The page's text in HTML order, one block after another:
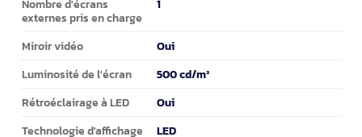
Nombre d'écrans
externes pris en charge
1
Miroir vidéo Oui
Luminosité de l'écran 500 cd/m²
Rétroéclairage à LED Oui
Technologie d'affichage LED